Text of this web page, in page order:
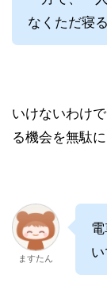
なくただ寝
いけないわけ
る機会を無駄
ますたん